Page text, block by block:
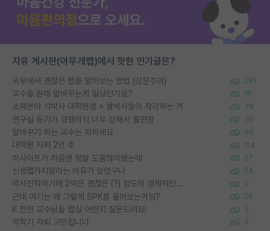
자유 게시판(아무개랩)에서 핫한 인기글은?
외부에서 괜찮은 랩을 알아보는 방법 (장문주의) 281
교수들 원래 말바꾸는게 일상인가요? 16
소재분야 석박사 대학원생 + 물박사들이 착각하는 거 79
연구실 동기가 경쟁의식 너무 강해서 불편함 26
말바꾸기 하는 교수는 피하세요 56
대학원 자퇴 2년 후 114
이사이트가 처음엔 정말 도움많이됐는데 27
신생랩가지말라는 이유가 있었구나 24
박사진학하기에 2억은 괜찮은 (?) 정도의 경제력인가요 9
근데 여기는 왜 그렇게 SPK를 물어보는거임? 28
K 전전 교수님들 랩실 어떤지 질문드려요! 5
막학기 자퇴 고민됩니다 3